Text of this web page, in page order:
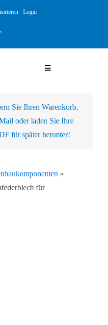
Login
Toggle
Kundenlösungen
Sie Ihren Warenkorb,
oder laden Sie Ihre
für später herunter!
»
für